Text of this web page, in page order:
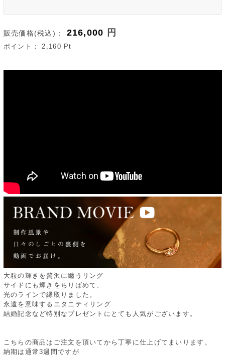
販売価格(税込)： 216,000 円
ポイント：2,160 Pt
大粒の輝きを贅沢に纏うリング
サイドにも輝きをちりばめて、
光のラインで縁取りました。
永遠を意味するエタニティリング
結婚記念など特別なプレゼントにとても人気がございます。
こちらの商品はご注文を頂いてから丁寧に仕上げてまいります。
納期は通常3週間ですが